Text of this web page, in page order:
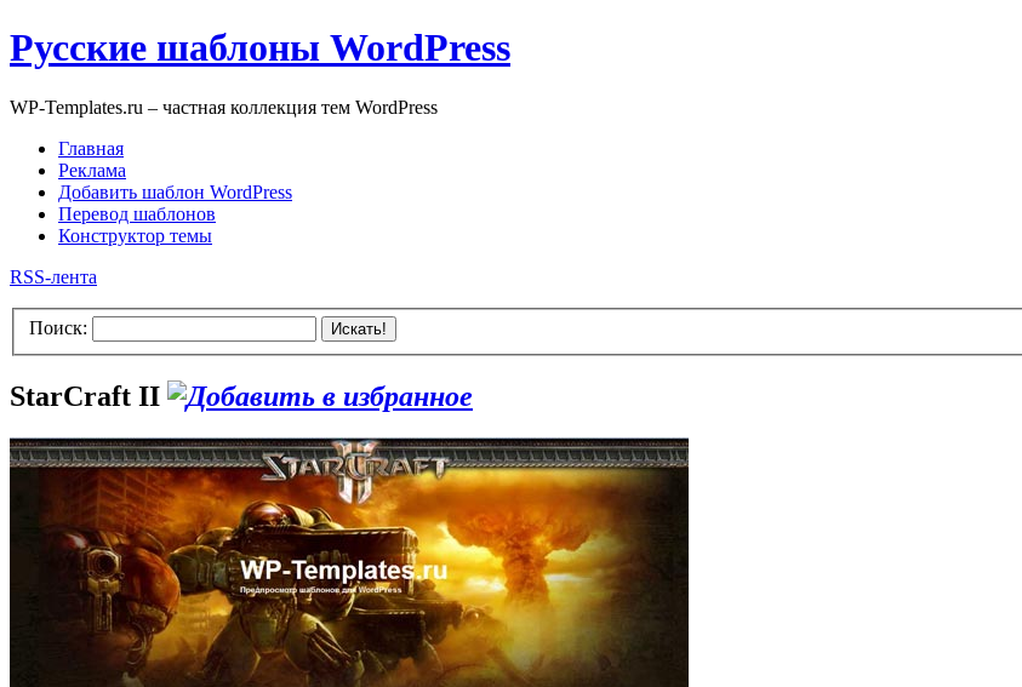
Русские шаблоны WordPress
WP-Templates.ru – частная коллекция тем WordPress
Главная
Реклама
Добавить шаблон WordPress
Перевод шаблонов
Конструктор темы
RSS-лента
Поиск: Искать!
StarCraft II